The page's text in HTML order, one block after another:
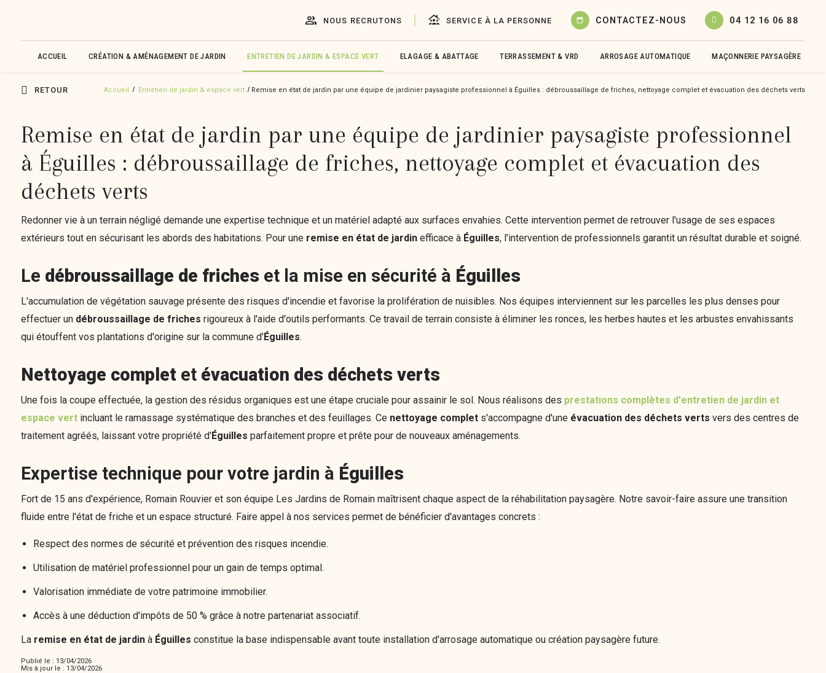
group NOUS RECRUTONS family_group SERVICE À LA PERSONNE edit_calendar CONTACTEZ-NOUS 04 12 16 06 88
ACCUEIL CRÉATION & AMÉNAGEMENT DE JARDIN ENTRETIEN DE JARDIN & ESPACE VERT ELAGAGE & ABATTAGE TERRASSEMENT & VRD ARROSAGE AUTOMATIQUE MAÇONNERIE PAYSAGÈRE
Accueil Entretien de jardin & espace vert Remise en état de jardin par une équipe de jardinier paysagiste professionnel à Éguilles : débroussaillage de friches, nettoyage complet et évacuation des déchets verts
RETOUR
Remise en état de jardin par une équipe de jardinier paysagiste professionnel
à Éguilles : débroussaillage de friches, nettoyage complet et évacuation des
déchets verts
Redonner vie à un terrain négligé demande une expertise technique et un matériel adapté aux surfaces envahies. Cette intervention permet de retrouver l'usage de ses espaces
extérieurs tout en sécurisant les abords des habitations. Pour une remise en état de jardinefficace à Éguilles, l'intervention de professionnels garantit un résultat durable et soigné.
Le débroussaillage de fricheset la mise en sécurité à Éguilles
L'accumulation de végétation sauvage présente des risques d'incendie et favorise la prolifération de nuisibles. Nos équipes interviennent sur les parcelles les plus denses pour
effectuer un débroussaillage de friches rigoureux à l'aide d'outils performants. Ce travail de terrain consiste à éliminer les ronces, les herbes hautes et les arbustes envahissants
qui étouffent vos plantations d'origine sur la commune d'Éguilles.
Nettoyage complet et évacuation des déchets verts
Une fois la coupe effectuée, la gestion des résidus organiques est une étape cruciale pour assainir le sol. Nous réalisons des prestations complètes d'entretien de jardin et
espace vertincluant le ramassage systématique des branches et des feuillages. Ce nettoyage complets'accompagne d'une évacuation des déchets verts vers des centres de
traitement agréés, laissant votre propriété d'Éguilles parfaitement propre et prête pour de nouveaux aménagements.
Expertise technique pour votre jardin à Éguilles
Fort de 15 ans d'expérience, Romain Rouvier et son équipe Les Jardins de Romain maîtrisent chaque aspect de la réhabilitation paysagère. Notre savoir-faire assure une transition
fluide entre l'état de friche et un espace structuré. Faire appel à nos services permet de bénéficier d'avantages concrets :
Respect des normes de sécurité et prévention des risques incendie.
Utilisation de matériel professionnel pour un gain de temps optimal.
Valorisation immédiate de votre patrimoine immobilier.
Accès à une déduction d'impôts de 50 % grâce à notre partenariat associatif.
La remise en état de jardinà Éguilles constitue la base indispensable avant toute installation d'arrosage automatique ou création paysagère future.
Publié le : 13/04/2026
Mis à jour le : 13/04/2026